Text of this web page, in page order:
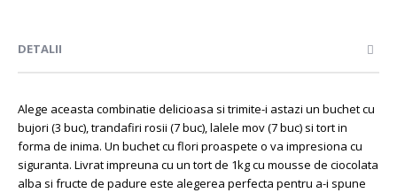
DETALII
Alege aceasta combinatie delicioasa si trimite-i astazi un buchet cu
bujori (3 buc), trandafiri rosii (7 buc), lalele mov (7 buc) si tort in
forma de inima. Un buchet cu flori proaspete o va impresiona cu
siguranta. Livrat impreuna cu un tort de 1kg cu mousse de ciocolata
alba si fructe de padure este alegerea perfecta pentru a-i spune